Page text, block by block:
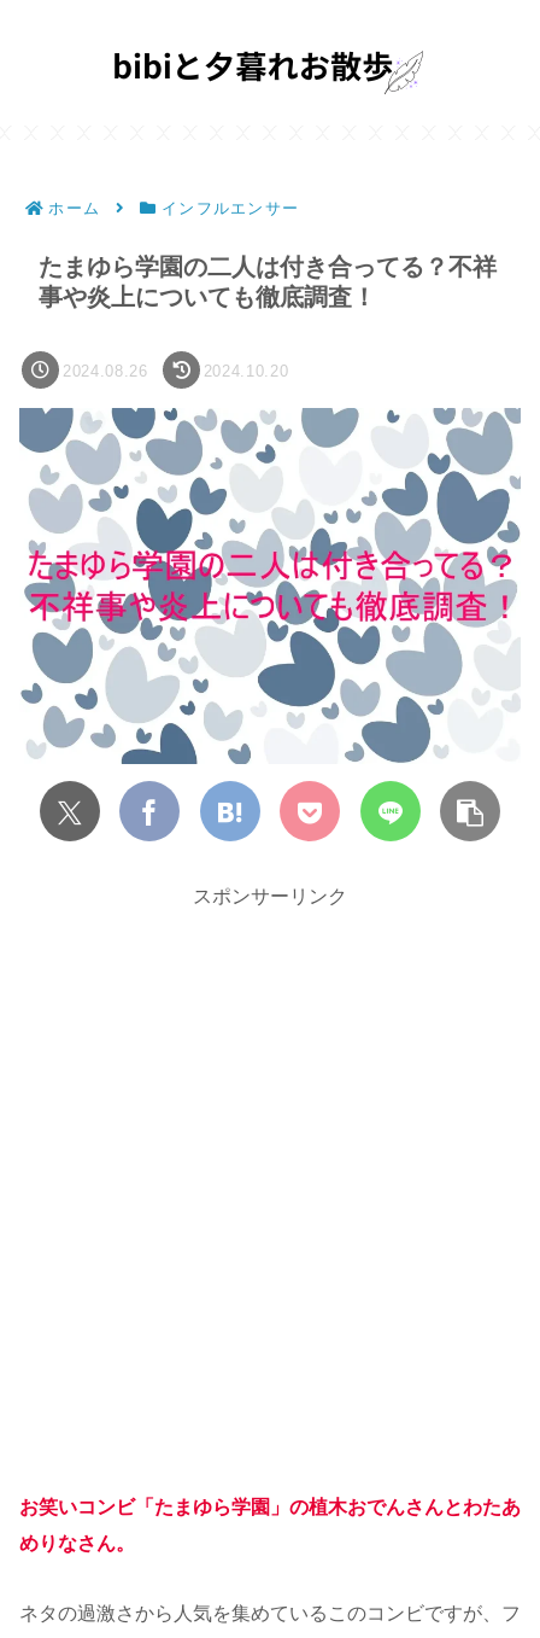
ホーム インフルエンサー
たまゆら学園の二人は付き合ってる？不祥
事や炎上についても徹底調査！
2024.08.26 2024.10.20
スポンサーリンク
お笑いコンビ「たまゆら学園」の植木おでんさんとわたあ
めりなさん。
ネタの過激さから人気を集めているこのコンビですが、フ